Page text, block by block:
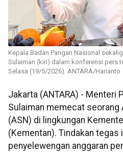
Kepala Badan Pangan Nasional
Sulaiman (kiri) dalam konferensi pers
Selasa (19/5/2026). ANTARA/Harianto
Jakarta (ANTARA) - Menteri
Sulaiman memecat seorang
(ASN) di lingkungan
(Kementan). Tindakan
penyelewengan anggaran